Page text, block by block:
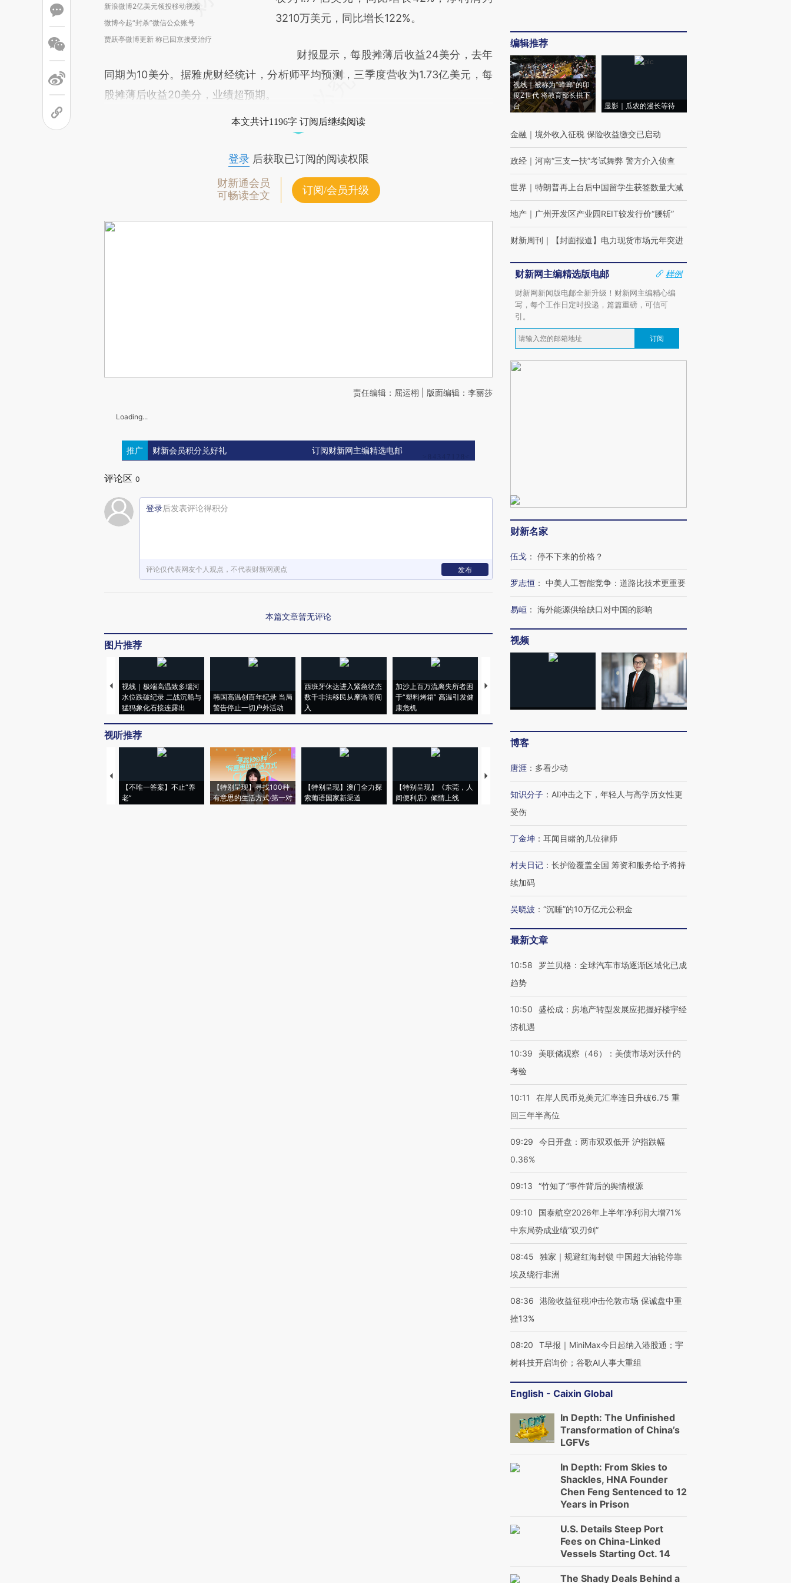
新浪微博2亿美元领投移动视频
微博今起“封杀”微信公众账号
贾跃亭微博更新 称已回京接受治疗
3210万美元，同比增长122%。
财报显示，每股摊薄后收益24美分，去年
同期为10美分。据雅虎财经统计，分析师平均预测，三季度营收为1.73亿美元，每
股摊薄后收益20美分，业绩超预期。
本文共计1196字 订阅后继续阅读
登录后获取已订阅的阅读权限
财新通会员
可畅读全文
订阅/会员升级
责任编辑：屈运栩 | 版面编辑：李丽莎
Loading...
推广 财新会员积分兑好礼 订阅财新网主编精选电邮
评论区 0
登录后发表评论得积分
评论仅代表网友个人观点，不代表财新网观点 发布
本篇文章暂无评论
图片推荐
视线｜极端高温致多瑙河
水位跌破纪录 二战沉船与
猛犸象化石接连露出
韩国高温创百年纪录 当局
警告停止一切户外活动
西班牙休达进入紧急状态
数千非法移民从摩洛哥闯
入
加沙上百万流离失所者困
于“塑料烤箱” 高温引发健
康危机
马航飞行员跨国走私7万
泽连斯基密集出访美英 索
要防空导弹“救急”
秘鲁纳斯卡观光飞机坠毁
13人遇难
视听推荐
【不唯一答案】不止“养
老”
【特别呈现】寻找100种
有意思的生活方式·第一对
【特别呈现】澳门全力探
索葡语国家新渠道
【特别呈现】《东莞，人
间便利店》倾情上线
【推广】走进第四届链博
有意思的生活方式·第三对
住三大增长引擎是什么？
编辑推荐
视线｜被称为“蟑螂”的印
度Z世代 将教育部长拱下
台
显影｜瓜农的漫长等待
金融 ｜ 境外收入征税 保险收益缴交已启动
政经 ｜ 河南“三支一扶”考试舞弊 警方介入侦查
世界 ｜ 特朗普再上台后中国留学生获签数量大减
地产 ｜ 广州开发区产业园REIT较发行价“腰斩”
财新周刊 ｜ 【封面报道】电力现货市场元年突进
财新网主编精选版电邮
样例
财新网新闻版电邮全新升级！财新网主编精心编
写，每个工作日定时投递，篇篇重磅，可信可
引。
订阅
财新名家
伍戈 ： 停不下来的价格？
罗志恒 ： 中美人工智能竞争：道路比技术更重要
易峘 ： 海外能源供给缺口对中国的影响
视频
博客
唐涯 ： 多看少动
知识分子 ： AI冲击之下，年轻人与高学历女性更
受伤
丁金坤 ： 耳闻目睹的几位律师
村夫日记 ： 长护险覆盖全国 筹资和服务给予将持
续加码
吴晓波 ： “沉睡”的10万亿元公积金
最新文章
10:58
罗兰贝格：全球汽车市场逐渐区域化已成
趋势
10:50
盛松成：房地产转型发展应把握好楼宇经
济机遇
10:39
美联储观察（46）：美债市场对沃什的
考验
10:11
在岸人民币兑美元汇率连日升破6.75 重
回三年半高位
09:29
今日开盘：两市双双低开 沪指跌幅
0.36%
09:13 “竹知了”事件背后的舆情根源
09:10
国泰航空2026年上半年净利润大增71%
中东局势成业绩“双刃剑”
08:45
独家｜规避红海封锁 中国超大油轮停靠
埃及绕行非洲
08:36
港险收益征税冲击伦敦市场 保诚盘中重
挫13%
08:20
T早报｜MiniMax今日起纳入港股通；宇
树科技开启询价；谷歌AI人事大重组
English - Caixin Global
In Depth: The Unfinished
Transformation of China’s
LGFVs
In Depth: From Skies to
Shackles, HNA Founder
Chen Feng Sentenced to 12
Years in Prison
U.S. Details Steep Port
Fees on China-Linked
Vessels Starting Oct. 14
The Shady Deals Behind a